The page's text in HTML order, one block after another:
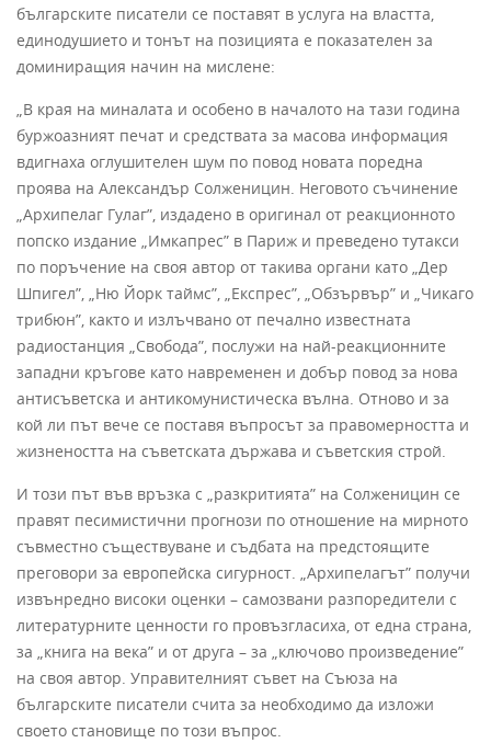
българските писатели се поставят в услуга на властта,
единодушието и тонът на позицията е показателен за
доминиращия начин на мислене:
„В края на миналата и особено в началото на тази година
буржоазният печат и средствата за масова информация
вдигнаха оглушителен шум по повод новата поредна
проява на Александър Солженицин. Неговото съчинение
„Архипелаг Гулаг”, издадено в оригинал от реакционното
попско издание „Имкапрес” в Париж и преведено тутакси
по поръчение на своя автор от такива органи като „Дер
Шпигел”, „Ню Йорк таймс”, „Експрес”, „Обзървър” и „Чикаго
трибюн”, както и излъчвано от печално известната
радиостанция „Свобода”, послужи на най-реакционните
западни кръгове като навременен и добър повод за нова
антисъветска и антикомунистическа вълна. Отново и за
кой ли път вече се поставя въпросът за правомерността и
жизнеността на съветската държава и съветския строй.
И този път във връзка с „разкритията” на Солженицин се
правят песимистични прогнози по отношение на мирното
съвместно съществуване и съдбата на предстоящите
преговори за европейска сигурност. „Архипелагът” получи
извънредно високи оценки – самозвани разпоредители с
литературните ценности го провъзгласиха, от една страна,
за „книга на века” и от друга – за „ключово произведение”
на своя автор. Управителният съвет на Съюза на
българските писатели счита за необходимо да изложи
своето становище по този въпрос.